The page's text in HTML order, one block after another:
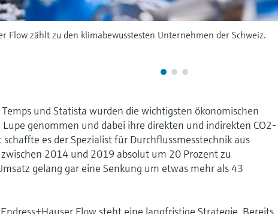
Flow zählt zu den klimabewusstesten Unternehmen der Schweiz.
und Statista wurden die wichtigsten ökonomischen
genommen und dabei ihre direkten und indirekten CO2-
es der Spezialist für Durchflussmesstechnik aus
2014 und 2019 absolut um 20 Prozent zu
gelang gar eine Senkung um etwas mehr als 43